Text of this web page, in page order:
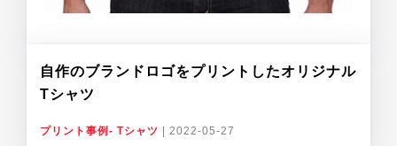
自作のブランドロゴをプリントしたオリジナル
Tシャツ
プリント事例- Tシャツ 2022-05-27